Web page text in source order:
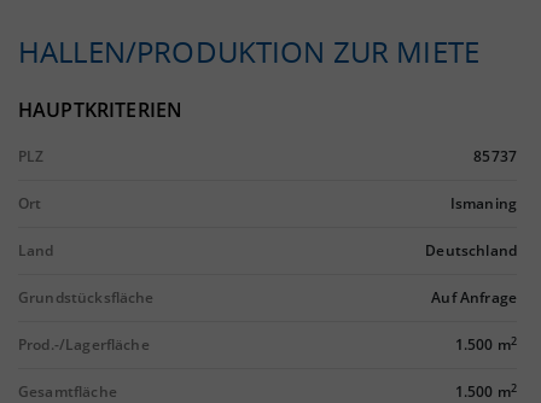
HALLEN/PRODUKTION ZUR MIETE
HAUPTKRITERIEN
PLZ 85737
Ort Ismaning
Land Deutschland
Grundstücksfläche Auf Anfrage
Prod.-/Lagerfläche 1.500 m2
Gesamtfläche 1.500 m2